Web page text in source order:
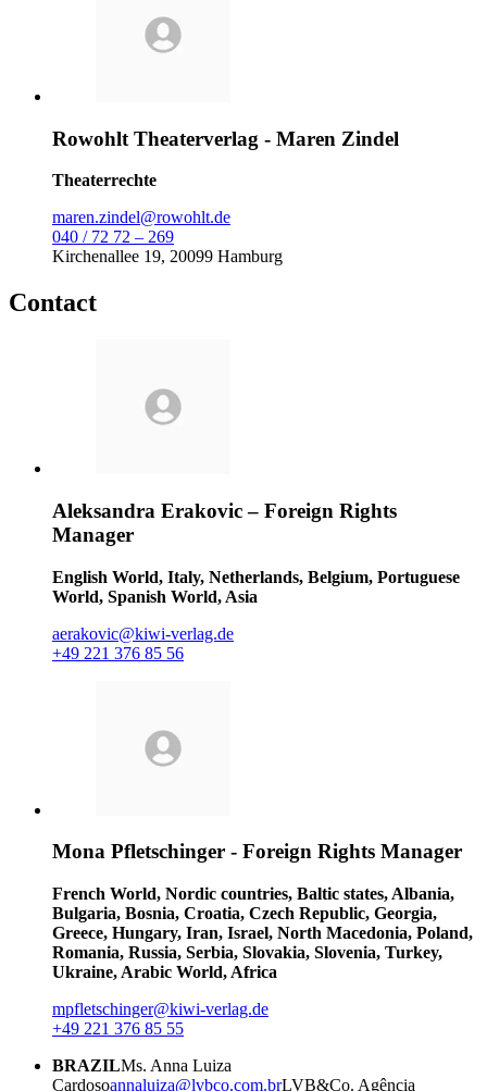
Rowohlt Theaterverlag - Maren Zindel
Theaterrechte
maren.zindel@rowohlt.de
040 / 72 72 – 269
Kirchenallee 19, 20099 Hamburg
Contact
Aleksandra Erakovic – Foreign Rights
Manager
English World, Italy, Netherlands, Belgium, Portuguese
World, Spanish World, Asia
aerakovic@kiwi-verlag.de
+49 221 376 85 56
Mona Pfletschinger - Foreign Rights Manager
French World, Nordic countries, Baltic states, Albania,
Bulgaria, Bosnia, Croatia, Czech Republic, Georgia,
Greece, Hungary, Iran, Israel, North Macedonia, Poland,
Romania, Russia, Serbia, Slovakia, Slovenia, Turkey,
Ukraine, Arabic World, Africa
mpfletschinger@kiwi-verlag.de
+49 221 376 85 55
BRAZILMs. Anna Luiza
Cardosoannaluiza@lvbco.com.brLVB&Co. Agência